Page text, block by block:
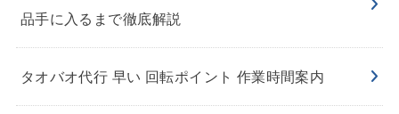
品手に入るまで徹底解説
タオバオ代行 早い 回転ポイント 作業時間案内